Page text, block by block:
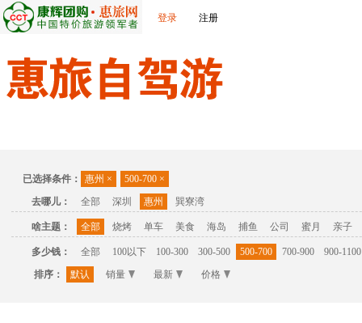
登录 注册
已选择条件： 惠州 × 500-700 ×
去哪儿：
全部 深圳 惠州 巽寮湾
啥主题： 全部 烧烤 单车 美食 海岛 捕鱼 公司 蜜月 亲子
多少钱： 全部 100以下 100-300 300-500 500-700 700-900
900-1100
排序：
默认 销量 最新 价格